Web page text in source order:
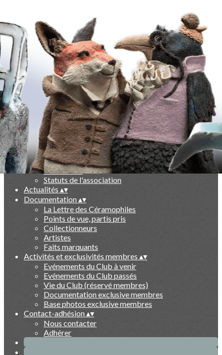
Exporter toutes les colonnes
Exporter uniquement les colonnes affichées
Menu
Ajoutez un logo, un bouton, des réseaux sociaux
Cliquez pour éditer
-
Qui sommes nous ?▴▾
Présentation
Le livre des 10 ans
Partenaires
Statuts de l'association
Actualités ▴▾
Documentation▴▾
La Lettre des Céramophiles
Points de vue, partis pris
Collectionneurs
Artistes
Faits marquants
Activités et exclusivités membres ▴▾
Evénements du Club à venir
Evénements du Club passés
Vie du Club (réservé membres)
Documentation exclusive membres
Base photos exclusive membres
Contact-adhésion▴▾
Nous contacter
Adhérer